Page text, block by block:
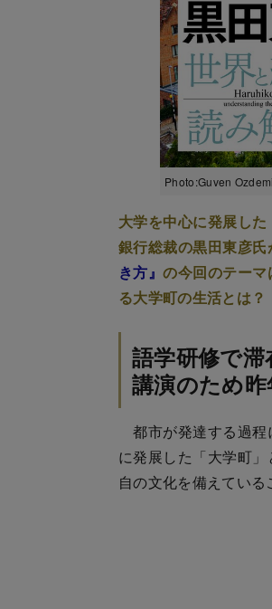
Photo:Guven
大学を中心に発展し
銀行総裁の黒田東彦
き方』の今回のテー
る大学町の生活とは？
語学研修で
講演のため
都市が発達する過程
に発展した「大学町
自の文化を備えている